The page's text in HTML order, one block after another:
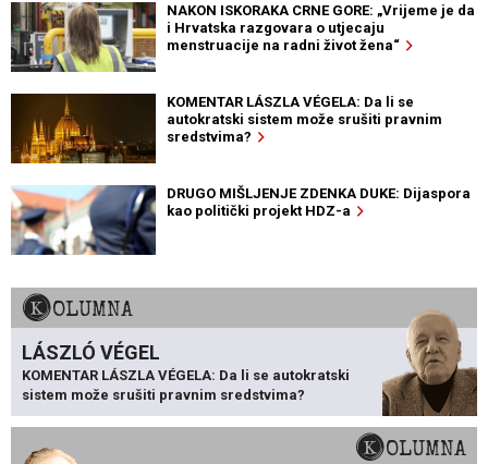
NAKON ISKORAKA CRNE GORE: „Vrijeme je da
i Hrvatska razgovara o utjecaju
menstruacije na radni život žena“
KOMENTAR LÁSZLA VÉGELA: Da li se
autokratski sistem može srušiti pravnim
sredstvima?
DRUGO MIŠLJENJE ZDENKA DUKE: Dijaspora
kao politički projekt HDZ-a
KOLUMNA
LÁSZLÓ VÉGEL
KOMENTAR LÁSZLA VÉGELA: Da li se autokratski
sistem može srušiti pravnim sredstvima?
KOLUMNA